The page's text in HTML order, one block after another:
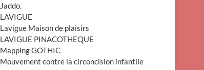
Jaddo.
LAVIGUE
Lavigue Maison de plaisirs
LAVIGUE PINACOTHEQUE
Mapping GOTHIC
Mouvement contre la circoncision infantile